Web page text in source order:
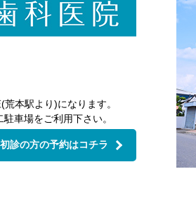
本駅より)になります。
車場をご利用下さい。
初診の方の予約はコチラ